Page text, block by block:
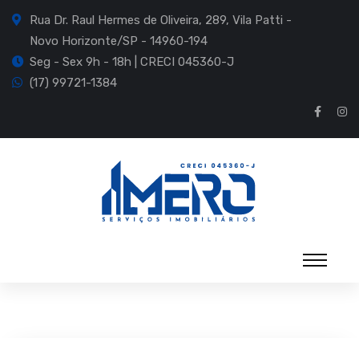
Rua Dr. Raul Hermes de Oliveira, 289, Vila Patti -
Novo Horizonte/SP - 14960-194
Seg - Sex 9h - 18h | CRECI 045360-J
(17) 99721-1384